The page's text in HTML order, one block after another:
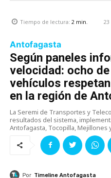
Tiempo de lectura: 2 min.
Antofagasta
Según paneles
velocidad: ocho
vehículos
en la región de
La Seremi de Transportes y
resultados del sistema,
Antofagasta, Tocopilla, Mejillones
Por Timeline Antofagasta